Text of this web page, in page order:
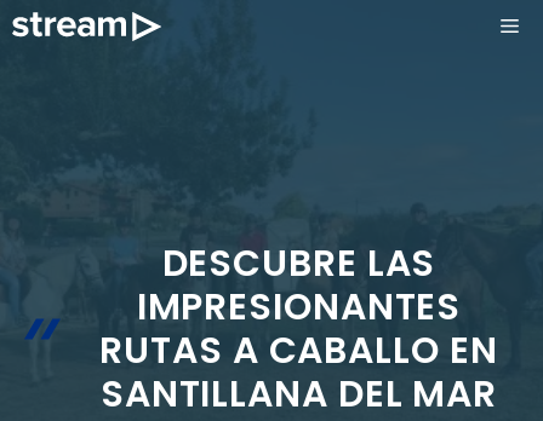
Saltar
DESCUBRE LAS
IMPRESIONANTES
RUTAS A CABALLO EN
SANTILLANA DEL MAR